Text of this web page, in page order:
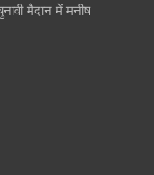
मैदान में मनीष